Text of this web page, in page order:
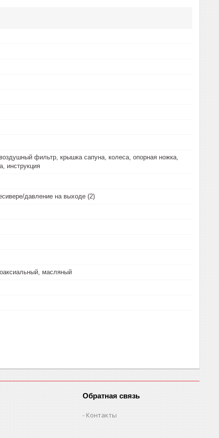
фильтр, крышка сапуна, колеса, опорная ножка,
инструкция
давление на выходе (2)
масляный
Обратная связь
Контакты